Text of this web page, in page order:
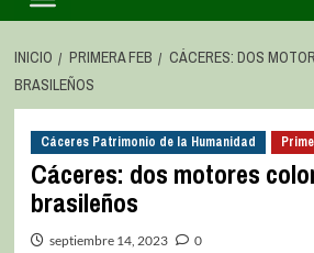
INICIO PRIMERA FEB
CÁCERES: DOS
BRASILEÑOS
Cáceres Patrimonio de la Humanidad
Cáceres: dos motores
brasileños
septiembre 14, 2023 0